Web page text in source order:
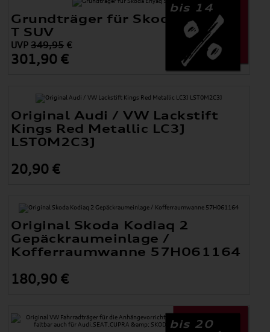
bis 14
Grundträger für Skoda Enyaq 5-
T SUV
UVP349,95 €
301,90 €
Original Audi / VW Lackstift
Kings Red Metallic LC3J
LST0M2C3J
20,90 €
Original Skoda Kodiaq 2
Gepäckraumeinlage /
Kofferraumwanne 57H061164
180,90 €
bis 20